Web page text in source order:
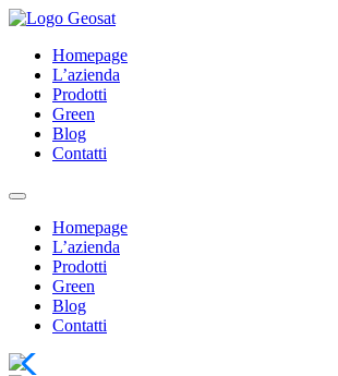
Homepage
L’azienda
Prodotti
Green
Blog
Contatti
Homepage
L’azienda
Prodotti
Green
Blog
Contatti